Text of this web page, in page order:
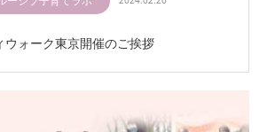
ウォーク東京開催のご挨拶